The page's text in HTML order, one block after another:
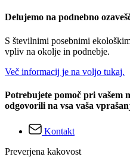
Delujemo na podnebno
S številnimi posebnimi
vpliv na okolje in podnebje.
Več informacij je na voljo tukaj.
Potrebujete pomoč pri vašem
odgovorili na vsa vaša
Kontakt
Preverjena kakovost